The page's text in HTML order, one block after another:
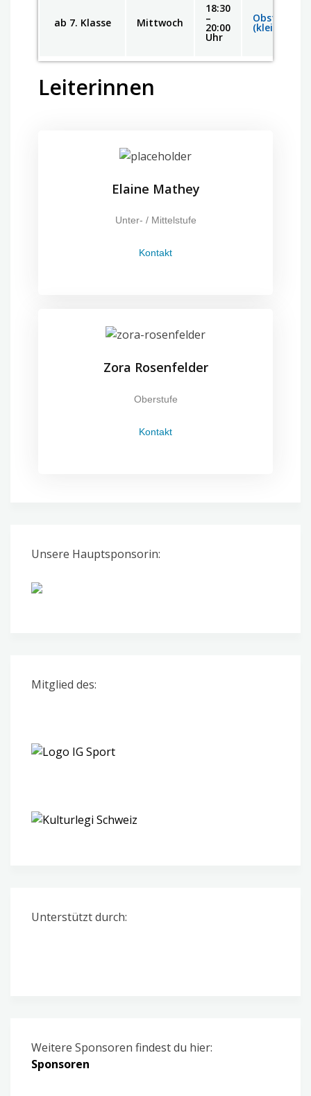
ab 7. Klasse Mittwoch
18:30
–
20:00
Uhr
Obstgarten
(klein)
Leiterinnen
Elaine Mathey
Unter- / Mittelstufe
Kontakt
Zora Rosenfelder
Oberstufe
Kontakt
Unsere Hauptsponsorin:
Mitglied des:
Unterstützt durch:
Weitere Sponsoren findest du hier:
Sponsoren